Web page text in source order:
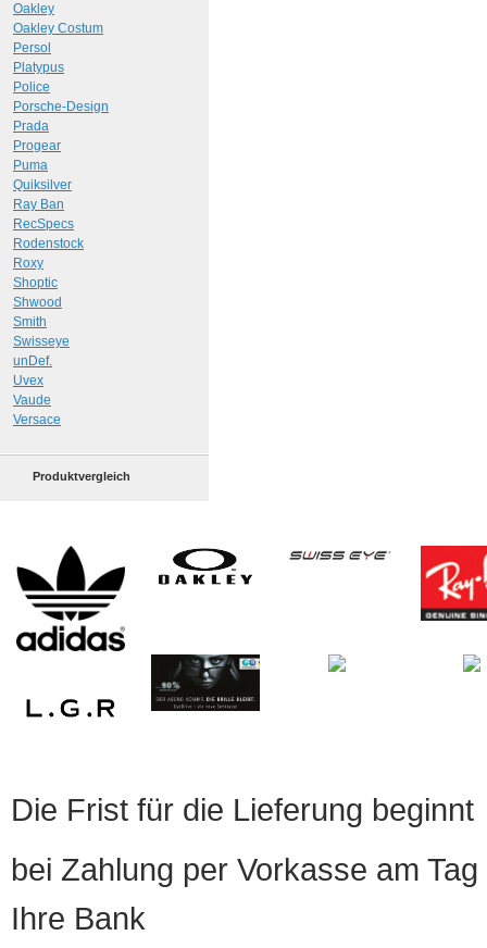
Oakley
Oakley Costum
Persol
Platypus
Police
Porsche-Design
Prada
Progear
Puma
Quiksilver
Ray Ban
RecSpecs
Rodenstock
Roxy
Shoptic
Shwood
Smith
Swisseye
unDef.
Uvex
Vaude
Versace
Produktvergleich
Die Frist für die Lieferung beginnt
bei Zahlung per Vorkasse am
Ihre Bank